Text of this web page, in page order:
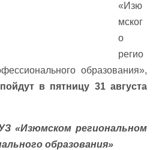
«Изю
мског
о
регио
образования»,
в пятницу 31 августа
«Изюмском региональном
образования»